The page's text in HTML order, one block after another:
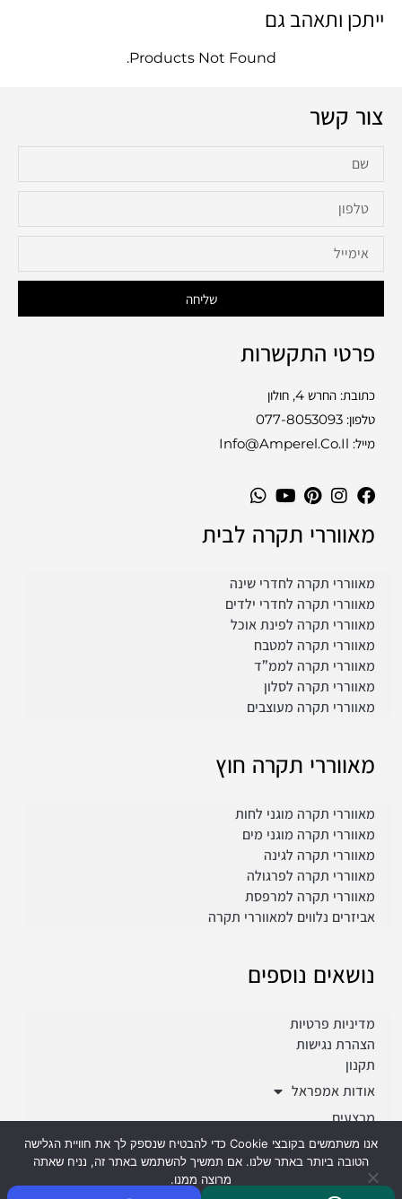
ייתכן ותאהב גם
Products Not Found.
צור קשר
שליחה
פרטי התקשרות
כתובת: החרש 4, חולון
טלפון: 077-8053093
מייל: Info@amperel.co.il
מאווררי תקרה לבית
מאווררי תקרה לחדרי שינה
מאווררי תקרה לחדרי ילדים
מאווררי תקרה לפינת אוכל
מאווררי תקרה למטבח
מאווררי תקרה לממ”ד
מאווררי תקרה לסלון
מאווררי תקרה מעוצבים
מאווררי תקרה חוץ
מאווררי תקרה מוגני לחות
מאווררי תקרה מוגני מים
מאווררי תקרה לגינה
מאווררי תקרה לפרגולה
מאווררי תקרה למרפסת
אביזרים נלווים למאווררי תקרה
נושאים נוספים
מדיניות פרטיות
הצהרת נגישות
תקנון
אודות אמפראל
מבצעים
פרוייקטים
אנו משתמשים בקובצי Cookie כדי להבטיח שנספק לך את חוויית הגלישה
הטובה ביותר באתר שלנו. אם תמשיך להשתמש באתר זה, נניח שאתה
מרוצה ממנו.